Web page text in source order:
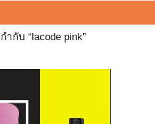
กับ “lacode pink”